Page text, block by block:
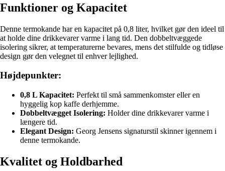
Funktioner og Kapacitet
Denne termokande har en kapacitet på 0,8 liter, hvilket gør den ideel til
at holde dine drikkevarer varme i lang tid. Den dobbeltvæggede
isolering sikrer, at temperaturerne bevares, mens det stilfulde og tidløse
design gør den velegnet til enhver lejlighed.
Højdepunkter:
0,8 L Kapacitet: Perfekt til små sammenkomster eller en
hyggelig kop kaffe derhjemme.
Dobbeltvægget Isolering: Holder dine drikkevarer varme i
længere tid.
Elegant Design: Georg Jensens signaturstil skinner igennem i
denne termokande.
Kvalitet og Holdbarhed